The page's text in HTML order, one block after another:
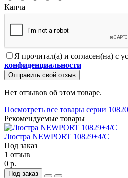
Капча
Я прочитал(а) и согласен(на) с
конфиденциальности
Отправить свой отзыв
Нет отзывов об этом товаре.
Посмотреть все товары серии
Рекомендуемые товары
Люстра NEWPORT 10829+4/C
Под заказ
1 отзыв
0 р.
Под заказ